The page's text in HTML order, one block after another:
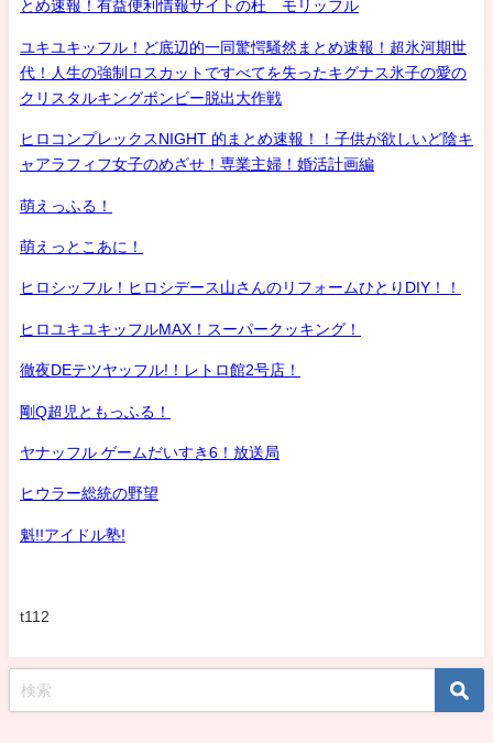
とめ速報！有益便利情報サイトの杜 モリッフル
ユキユキッフル！ど底辺的一同驚愕騒然まとめ速報！超氷河期世
代！人生の強制ロスカットですべてを失ったキグナス氷子の愛の
クリスタルキングボンビー脱出大作戦
ヒロコンプレックスNIGHT 的まとめ速報！！子供が欲しいど陰キ
ャアラフィフ女子のめざせ！専業主婦！婚活計画編
萌えっふる！
萌えっとこあに！
ヒロシッフル！ヒロシデース山さんのリフォームひとりDIY！！
ヒロユキユキッフルMAX！スーパークッキング！
徹夜DEテツヤッフル!！レトロ館2号店！
剛Q超児ともっふる！
ヤナッフル ゲームだいすき6！放送局
ヒウラー総統の野望
魁!!アイドル塾!
t112